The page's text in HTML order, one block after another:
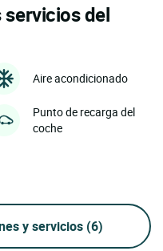
servicios del
Aire acondicionado
Punto de recarga del
coche
y servicios (6)